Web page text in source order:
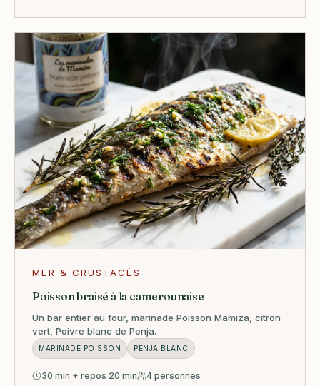
MER & CRUSTACÉS
Poisson braisé à la camerounaise
Un bar entier au four, marinade Poisson Mamiza, citron
vert, Poivre blanc de Penja.
MARINADE POISSON PENJA BLANC
30 min + repos 20 min 4 personnes